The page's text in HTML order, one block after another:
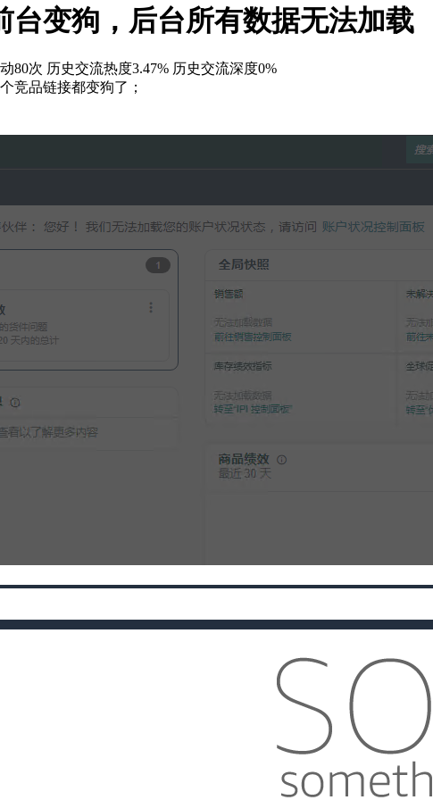
台变狗，后台所有数据无法加载
80次 历史交流热度3.47% 历史交流深度0%
竞品链接都变狗了；